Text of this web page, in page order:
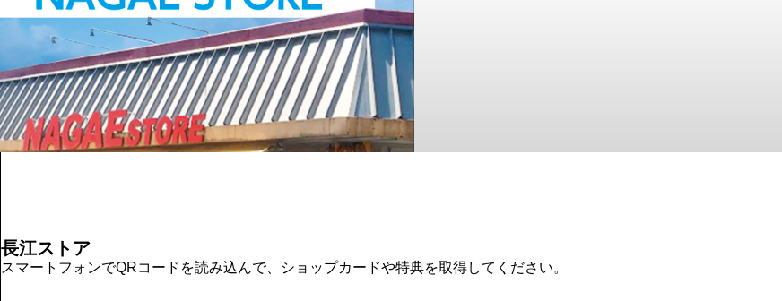
長江ストア
スマートフォンでQRコードを読み込んで、ショップカードや特典を取得してください。